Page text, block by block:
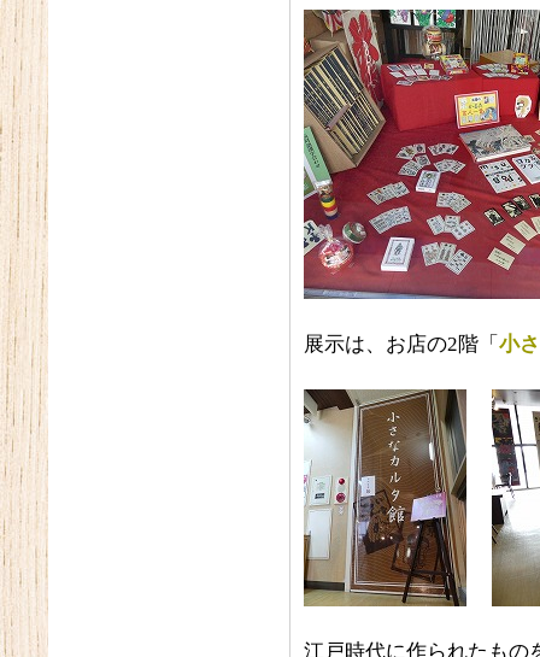
展示は、お店の2階「 小
江戸時代に作られたもの